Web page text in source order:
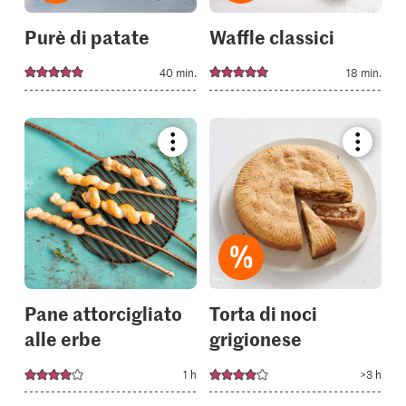
Purè di patate
40 min.
Waffle classici
18 min.
Bookmark
recipe
or
add
it
to
your
collections.
Pane attorcigliato
alle erbe
1 h
recipe
or
add
it
to
your
Torta di noci
grigionese
>3 h